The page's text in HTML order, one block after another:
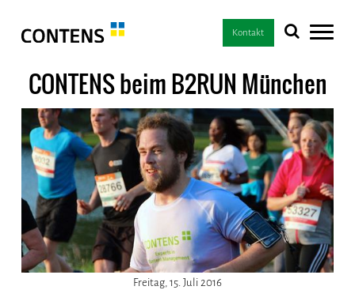
Kontakt
CONTENS beim B2RUN München
Freitag, 15. Juli 2016